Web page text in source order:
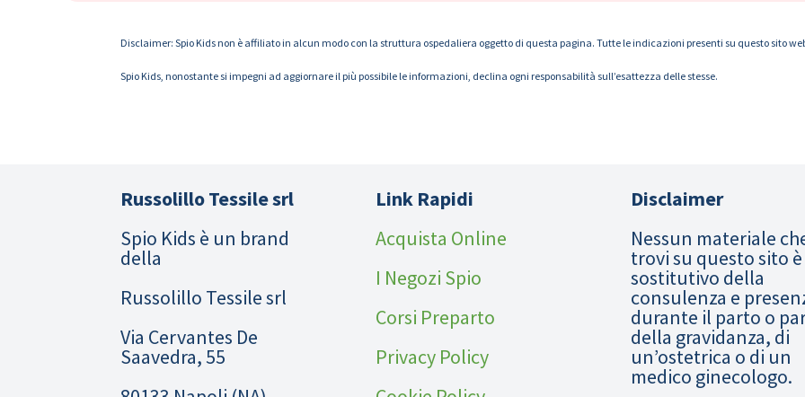
Disclaimer: Spio Kids non è affiliato in alcun modo con la struttura ospedaliera oggetto di questa pagina. Tutte le indicazioni presenti su questo sito
Spio Kids, nonostante si impegni ad aggiornare il più possibile le informazioni, declina ogni responsabilità sull’esattezza delle stesse.
Russolillo Tessile srl
Spio Kids è un brand
della
Russolillo Tessile srl
Via Cervantes De
Saavedra, 55
Link Rapidi
Acquista Online
I Negozi Spio
Corsi Preparto
Privacy Policy
Disclaimer
Nessun materiale
trovi su questo sito è
sostitutivo della
consulenza e
durante il parto o
della gravidanza, di
un’ostetrica o di un
medico ginecologo.